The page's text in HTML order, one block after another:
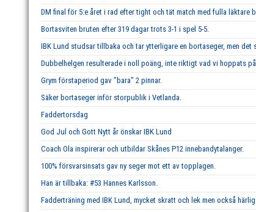
DM final för 5:e året i rad efter tight och tät match med fulla läktare
Bortasviten bruten efter 319 dagar trots 3-1 i spel 5-5.
IBK Lund studsar tillbaka och tar ytterligare en bortaseger, men det
Dubbelhelgen resulterade i noll poäng, inte riktigt vad vi hoppats
Grym förstaperiod gav ’’bara’’ 2 pinnar.
Säker bortaseger inför storpublik i Vetlanda.
Faddertorsdag
God Jul och Gott Nytt år önskar IBK Lund
Coach Ola inspirerar och utbildar Skånes P12 innebandytalanger.
100% försvarsinsats gav ny seger mot ett av topplagen.
Han är tillbaka: #53 Hannes Karlsson.
Fadderträning med IBK Lund, mycket skratt och lek men också